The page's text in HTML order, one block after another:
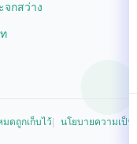
จกสว่าง
ดถูกเก็บไว้ นโยบายความเป็น